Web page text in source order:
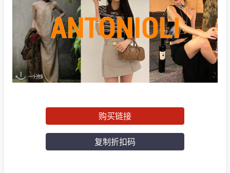
购买链接
复制折扣码